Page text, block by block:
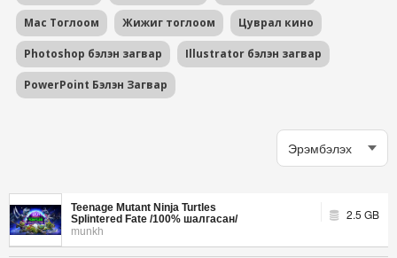
Mac Тоглоом Жижиг тоглоом Цуврал кино
Photoshop бэлэн загвар Illustrator бэлэн загвар
PowerPoint Бэлэн Загвар
Teenage Mutant Ninja Turtles
Splintered Fate /100% шалгасан/
munkh
2.5 GB